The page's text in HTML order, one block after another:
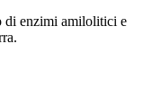
di enzimi amilolitici e